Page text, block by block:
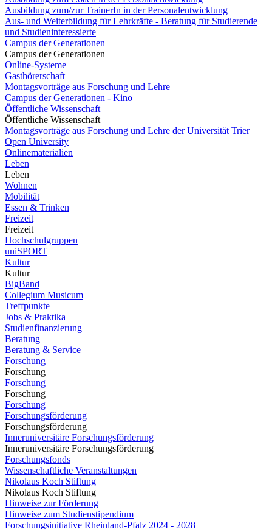
Ausbildung zum/zur TrainerIn in der Personalentwicklung
Aus- und Weiterbildung für Lehrkräfte - Beratung für Studierende
und Studieninteressierte
Campus der Generationen
Campus der Generationen
Online-Systeme
Gasthörerschaft
Montagsvorträge aus Forschung und Lehre
Campus der Generationen - Kino
Öffentliche Wissenschaft
Öffentliche Wissenschaft
Montagsvorträge aus Forschung und Lehre der Universität Trier
Open University
Onlinematerialien
Leben
Leben
Wohnen
Mobilität
Essen & Trinken
Freizeit
Freizeit
Hochschulgruppen
uniSPORT
Kultur
Kultur
BigBand
Collegium Musicum
Treffpunkte
Jobs & Praktika
Studienfinanzierung
Beratung
Beratung & Service
Forschung
Forschung
Forschung
Forschung
Forschung
Forschungsförderung
Forschungsförderung
Inneruniversitäre Forschungsförderung
Inneruniversitäre Forschungsförderung
Forschungsfonds
Wissenschaftliche Veranstaltungen
Nikolaus Koch Stiftung
Nikolaus Koch Stiftung
Hinweise zur Förderung
Hinweise zum Studienstipendium
Forschungsinitiative Rheinland-Pfalz 2024 - 2028